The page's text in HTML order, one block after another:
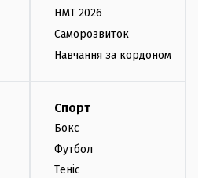
НМТ 2026
Саморозвиток
Навчання за кордоном
Спорт
Бокс
Футбол
Теніс